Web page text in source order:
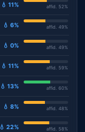
💧 11% affid. 52%
💧 6% affid. 49%
💧 0% affid. 49%
💧 11% affid. 59%
💧 13% affid. 60%
💧 8% affid. 48%
💧 22% affid. 58%